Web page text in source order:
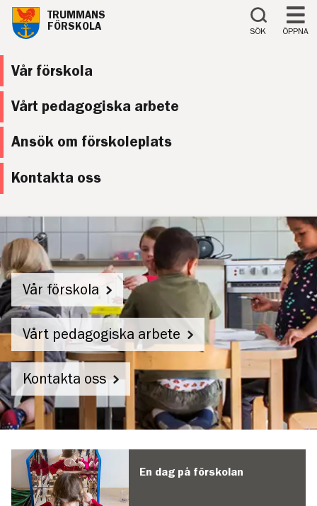
Till innehåll på sidan
TRUMMANS
FÖRSKOLA
SÖK ÖPPNA
Vår förskola
Vårt pedagogiska arbete
Ansök om förskoleplats
Kontakta oss
Vår förskola
Vårt pedagogiska arbete
Kontakta oss
förskola
En dag på förskolan